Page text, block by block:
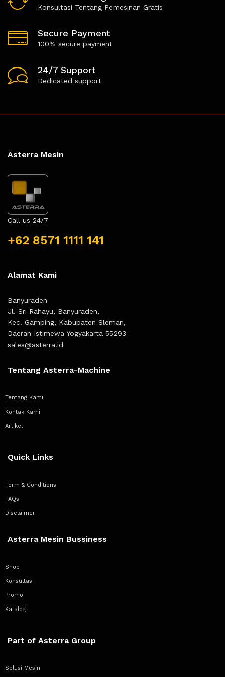
Konsultasi Tentang Pemesinan Gratis
Secure Payment
100% secure payment
24/7 Support
Dedicated support
Asterra Mesin
Call us 24/7
+62 8571 1111 141
Alamat Kami
Banyuraden
Jl. Sri Rahayu, Banyuraden,
Kec. Gamping, Kabupaten Sleman,
Daerah Istimewa Yogyakarta 55293
sales@asterra.id
Tentang Asterra-Machine
Tentang Kami
Kontak Kami
Artikel
Quick Links
Term & Conditions
FAQs
Disclaimer
Asterra Mesin Bussiness
Shop
Konsultasi
Promo
Katalog
Part of Asterra Group
Solusi Mesin